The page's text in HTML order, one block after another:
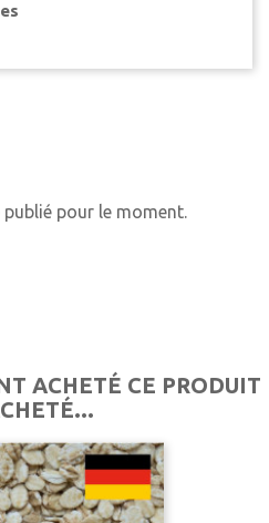
pour le moment.
ACHETÉ CE PRODUIT